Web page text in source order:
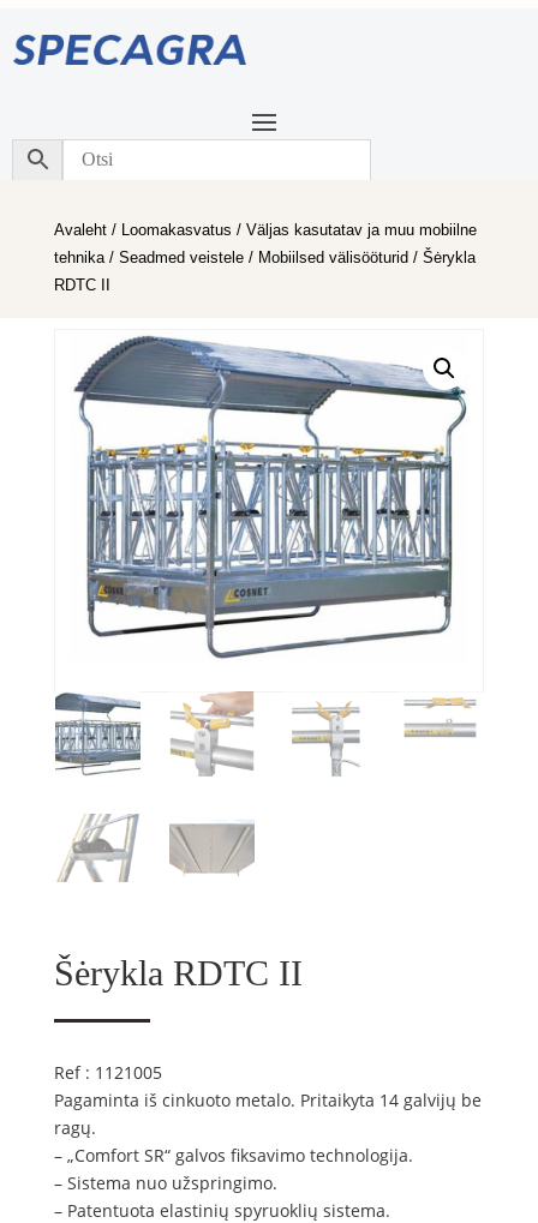
Avaleht/ Loomakasvatus / Väljas kasutatav ja muu mobiilne
tehnika/ Seadmed veistele/ Mobiilsed välisööturid / Šėrykla
RDTC II
Šėrykla RDTC II
Ref : 1121005
Pagaminta iš cinkuoto metalo. Pritaikyta 14 galvijų be
ragų.
– „Comfort SR“ galvos fiksavimo technologija.
– Sistema nuo užspringimo.
– Patentuota elastinių spyruoklių sistema.